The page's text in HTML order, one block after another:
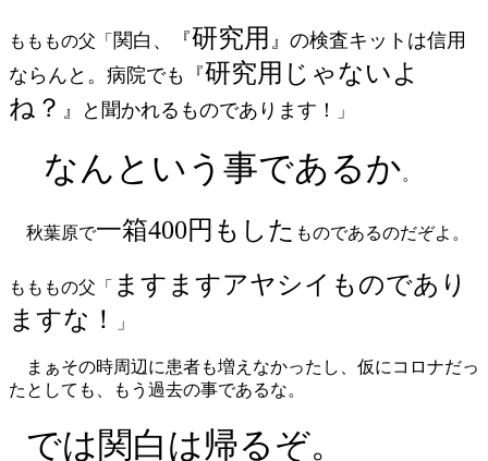
もももの父「 関白、『研究用 』の検査キットは信用
ならんと。病院でも『研究用じゃないよ
ね？ 』と聞かれるものであります！ 」
なんという事であるか。
秋葉原で一箱400円もした ものであるのだぞよ。
もももの父「
ますますアヤシイものであり
ますな！
」
まぁその時周辺に患者も増えなかったし、仮にコロナだっ
たとしても、もう過去の事であるな。
では関白は帰るぞ。